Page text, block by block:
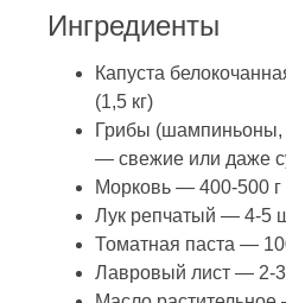
Ингредиенты
Капуста
(1,5 кг)
Грибы
— свежие или даже
Морковь — 400-500 г
Лук репчатый — 4-5
Томатная паста —
Лавровый лист — 2-